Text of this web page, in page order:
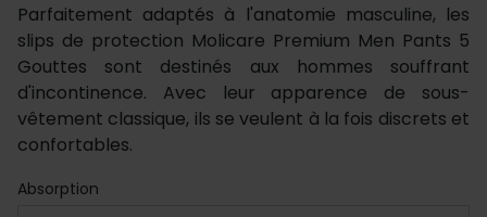
Parfaitement adaptés à l'anatomie masculine, les
slips de protection Molicare Premium Men Pants 5
Gouttes sont destinés aux hommes souffrant
d'incontinence. Avec leur apparence de sous-
vêtement classique, ils se veulent à la fois discrets et
confortables.
Absorption